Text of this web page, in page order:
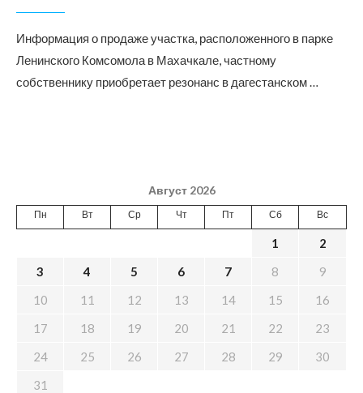
Информация о продаже участка, расположенного в парке
Ленинского Комсомола в Махачкале, частному
собственнику приобретает резонанс в дагестанском …
Август 2026
Пн Вт Ср Чт Пт Сб Вс
1
2
3
4 5 6 7 8
9
10
11 12 13 14 15
16
17
18 19 20 21 22
23
24
25 26 27 28 29
30
31